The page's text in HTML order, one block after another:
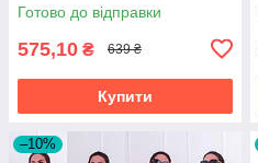
Готово до відправки
575,10 ₴ 639 ₴
Купити
–10%